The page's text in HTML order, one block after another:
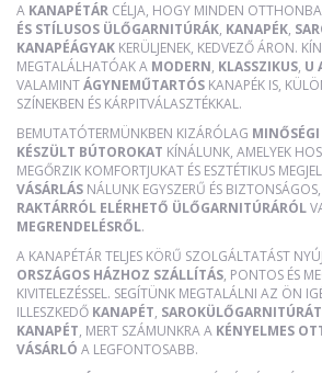
A KANAPÉTÁR CÉLJA, HOGY MINDEN OTTHONBA
ÉS STÍLUSOS ÜLŐGARNITÚRÁK, KANAPÉK,
KANAPÉÁGYAK KERÜLJENEK, KEDVEZŐ ÁRON.
MEGTALÁLHATÓAK A MODERN, KLASSZIKUS, U
VALAMINTÁGYNEMŰTARTÓS KANAPÉK IS,
SZÍNEKBEN ÉS KÁRPITVÁLASZTÉKKAL.
BEMUTATÓTERMÜNKBEN KIZÁRÓLAG
KÉSZÜLT BÚTOROKAT KÍNÁLUNK, AMELYEK
MEGŐRZIK KOMFORTJUKAT ÉS ESZTÉTIKUS
VÁSÁRLÁS NÁLUNK EGYSZERŰ ÉS
RAKTÁRRÓL ELÉRHETŐ ÜLŐGARNITÚRÁRÓL
MEGRENDELÉSRŐL.
A KANAPÉTÁR TELJES KÖRŰ SZOLGÁLTATÁST
ORSZÁGOS HÁZHOZ SZÁLLÍTÁS, PONTOS ÉS
KIVITELEZÉSSEL. SEGÍTÜNK MEGTALÁLNI AZ ÖN
ILLESZKEDŐ KANAPÉT, SAROKÜLŐGARNITÚRÁT
KANAPÉT, MERT SZÁMUNKRA A KÉNYELMES
VÁSÁRLÓ A LEGFONTOSABB.